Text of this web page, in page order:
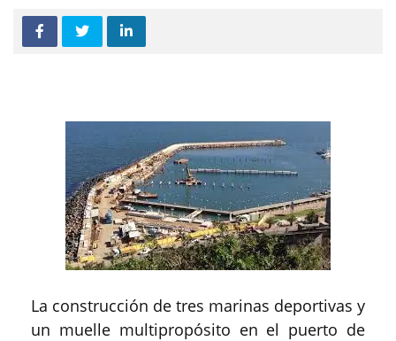
La construcción de tres marinas deportivas y
un muelle multipropósito en el puerto de